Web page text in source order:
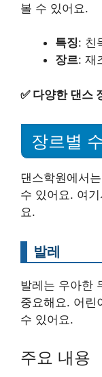
볼 수 있어요.
특징: 친
장르: 재
✅ 다양한 댄스
장르별
댄스학원에서
수 있어요. 여
요.
발레
발레는 우아한
중요해요. 어린
수 있어요.
주요 내용